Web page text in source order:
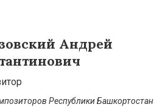
Андрей
Республики Башкортостан